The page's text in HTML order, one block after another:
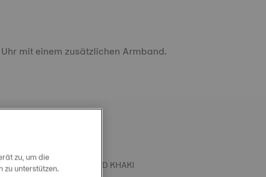
mit einem zusätzlichen Armband.
SILIKONARMBAND KHAKI
zu, um die
zu unterstützen.